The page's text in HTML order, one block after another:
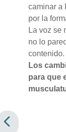
caminar a
por la
La voz se
no lo
contenido.
Los
para que